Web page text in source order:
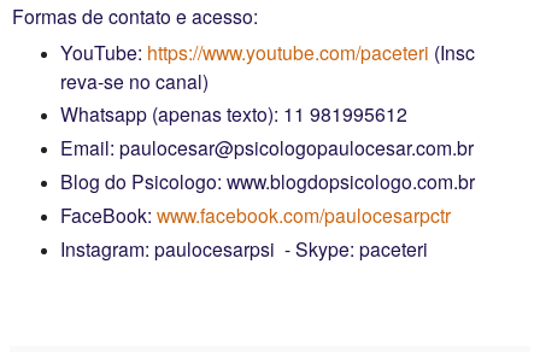
Formas de contato e acesso:
YouTube: https://www.youtube.com/paceteri (Insc
reva-se no canal)
Whatsapp (apenas texto): 11 981995612
Email: paulocesar@psicologopaulocesar.com.br
Blog do Psicologo: www.blogdopsicologo.com.br
FaceBook: www.facebook.com/paulocesarpctr
Instagram: paulocesarpsi - Skype: paceteri